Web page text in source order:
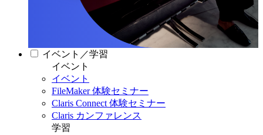
イベント／学習
イベント
イベント
FileMaker 体験セミナー
Claris Connect 体験セミナー
Claris カンファレンス
学習